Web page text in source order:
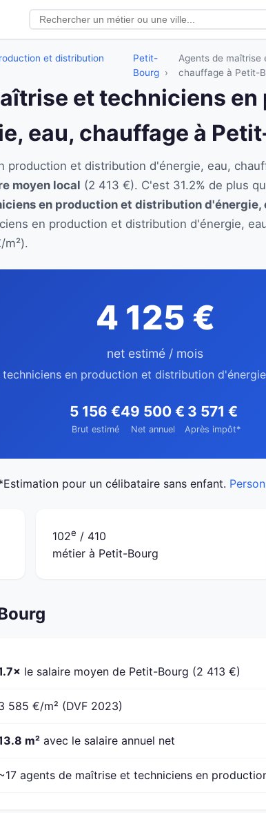
et distribution
Petit-
Bourg
Agents de maîtrise
chauffage à Petit-
et techniciens
eau, chauffage à
production et distribution d'énergie, eau,
moyen local (2 413 €). C'est 31.2% de plus
en production et distribution d'énergie,
en production et distribution d'énergie,
m²).
4 125 €
net estimé / mois
en production et distribution
5 156 €
Brut estimé
49 500 €
Net annuel
3 571 €
Après impôt*
pour un célibataire sans enfant.
102e / 410
métier à Petit-Bourg
le salaire moyen de Petit-Bourg (2 413 €)
585 €/m² (DVF 2023)
m² avec le salaire annuel net
agents de maîtrise et techniciens en